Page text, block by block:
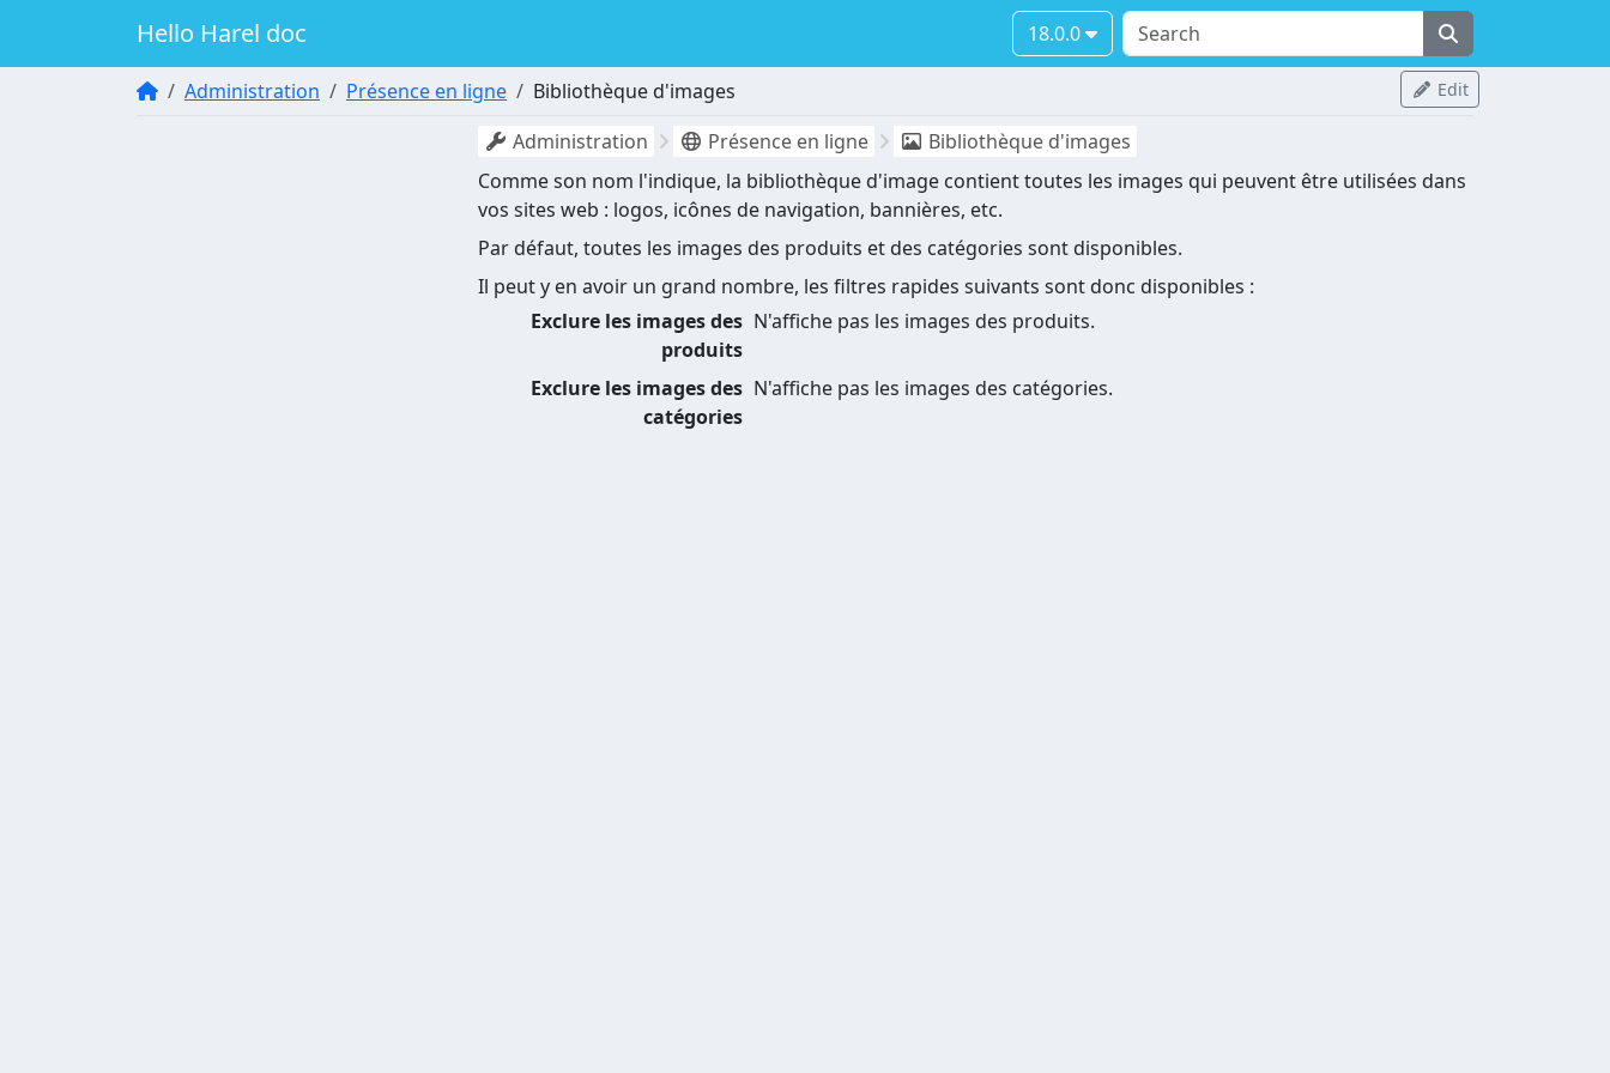
Hello Harel doc 18.0.0
Administration Présence en ligne Bibliothèque d'images Edit
Administration Présence en ligne
Bibliothèque d'images
Comme son nom l'indique, la bibliothèque d'image contient toutes les images qui peuvent être utilisées dans
vos sites web : logos, icônes de navigation, bannières, etc.
Par défaut, toutes les images des produits et des catégories sont disponibles.
Il peut y en avoir un grand nombre, les filtres rapides suivants sont donc disponibles :
Exclure les images des
produits
N'affiche pas les images des produits.
Exclure les images des
catégories
N'affiche pas les images des catégories.